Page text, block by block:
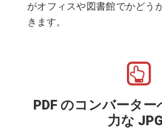
がオフィスや図書館でかどう
きます。
PDF のコンバータ
力な JPG